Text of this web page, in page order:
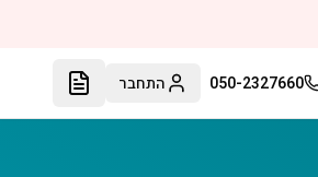
050-2327660 התחבר